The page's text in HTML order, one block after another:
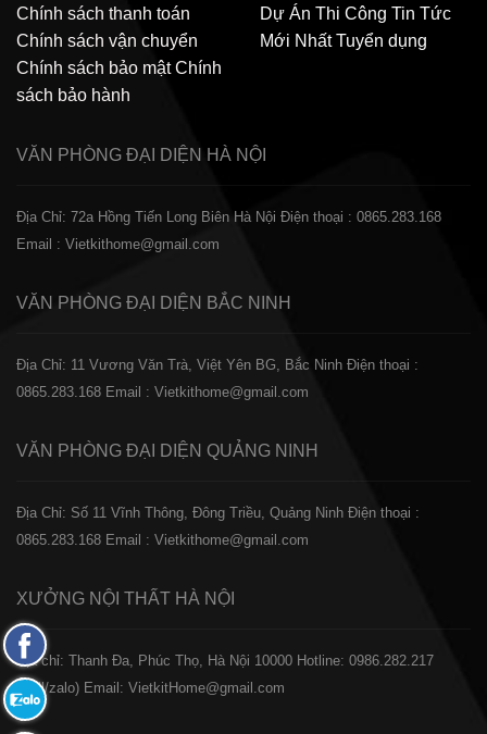
Chính sách thanh toán
Chính sách vận chuyển
Chính sách bảo mật Chính
sách bảo hành
Dự Án Thi Công Tin Tức
Mới Nhất Tuyển dụng
VĂN PHÒNG ĐẠI DIỆN HÀ NỘI
Địa Chỉ: 72a Hồng Tiến Long Biên Hà Nội Điện thoại : 0865.283.168
Email : Vietkithome@gmail.com
VĂN PHÒNG ĐẠI DIỆN BẮC NINH
Địa Chỉ: 11 Vương Văn Trà, Việt Yên BG, Bắc Ninh Điện thoại :
0865.283.168 Email : Vietkithome@gmail.com
VĂN PHÒNG ĐẠI DIỆN QUẢNG NINH
Địa Chỉ: Số 11 Vĩnh Thông, Đông Triều, Quảng Ninh Điện thoại :
0865.283.168 Email : Vietkithome@gmail.com
XƯỞNG NỘI THẤT HÀ NỘI
️Địa chỉ: Thanh Đa, Phúc Thọ, Hà Nội 10000 Hotline: 0986.282.217
(Call/zalo) Email: VietkitHome@gmail.com
Fanpage
Facebook
Zalo: